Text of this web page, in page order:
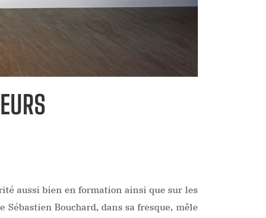
aussi bien en formation ainsi que sur les
Sébastien Bouchard, dans sa fresque, mêle